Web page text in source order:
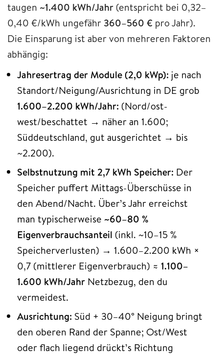
taugen ~1.400 kWh/Jahr (entspricht bei 0,32–
0,40 €/kWh ungefähr 360–560 € pro Jahr).
Die Einsparung ist aber von mehreren Faktoren
abhängig:
Jahresertrag der Module (2,0 kWp): je nach
Standort/Neigung/Ausrichtung in DE grob
1.600–2.200 kWh/Jahr: (Nord/ost-
west/beschattet → näher an 1.600;
Süddeutschland, gut ausgerichtet → bis
~2.200).
Selbstnutzung mit 2,7 kWh Speicher: Der
Speicher puffert Mittags-Überschüsse in
den Abend/Nacht. Über’s Jahr erreichst
man typischerweise ~60–80 %
Eigenverbrauchsanteil (inkl. ~10–15 %
Speicherverlusten) → 1.600–2.200 kWh ×
0,7 (mittlerer Eigenverbrauch) ≈ 1.100–
1.600 kWh/Jahr Netzbezug, den du
vermeidest.
Ausrichtung: Süd + 30–40° Neigung bringt
den oberen Rand der Spanne; Ost/West
oder flach liegend drückt’s Richtung